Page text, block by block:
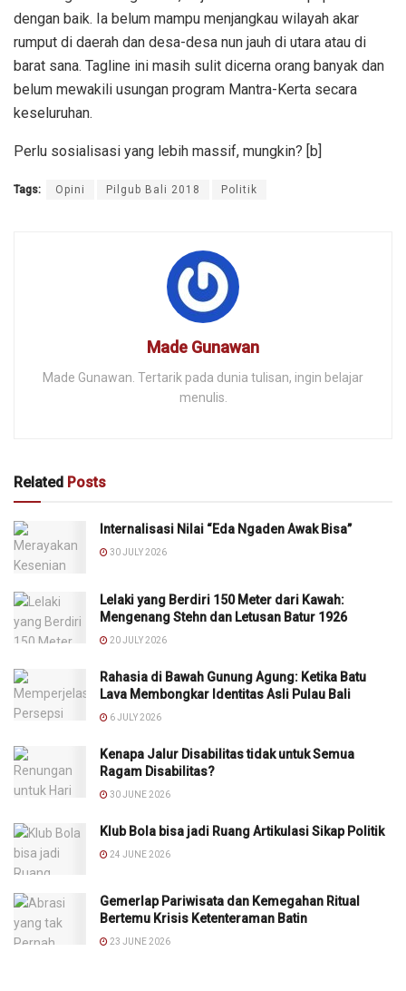
dengan baik. Ia belum mampu menjangkau wilayah akar
rumput di daerah dan desa-desa nun jauh di utara atau di
barat sana. Tagline ini masih sulit dicerna orang banyak dan
belum mewakili usungan program Mantra-Kerta secara
keseluruhan.
Perlu sosialisasi yang lebih massif, mungkin? [b]
Tags: Opini Pilgub Bali 2018 Politik
Made Gunawan
Made Gunawan. Tertarik pada dunia tulisan, ingin belajar
menulis.
Related Posts
Internalisasi Nilai “Eda Ngaden Awak Bisa”
30 JULY 2026
Lelaki yang Berdiri 150 Meter dari Kawah:
Mengenang Stehn dan Letusan Batur 1926
20 JULY 2026
Rahasia di Bawah Gunung Agung: Ketika Batu
Lava Membongkar Identitas Asli Pulau Bali
6 JULY 2026
Kenapa Jalur Disabilitas tidak untuk Semua
Ragam Disabilitas?
30 JUNE 2026
Klub Bola bisa jadi Ruang Artikulasi Sikap Politik
24 JUNE 2026
Gemerlap Pariwisata dan Kemegahan Ritual
Bertemu Krisis Ketenteraman Batin
23 JUNE 2026